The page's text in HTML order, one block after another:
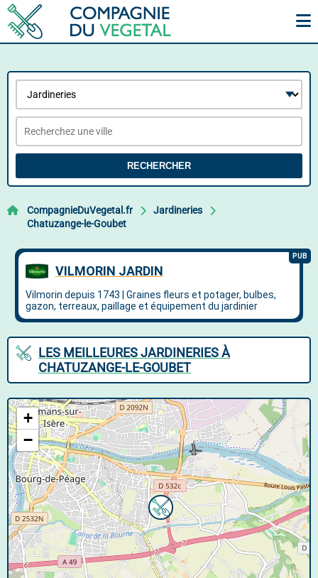
RECHERCHER
CompagnieDuVegetal.fr
Jardineries
Chatuzange-le-Goubet
LES MEILLEURES JARDINERIES À
CHATUZANGE-LE-GOUBET
+
−